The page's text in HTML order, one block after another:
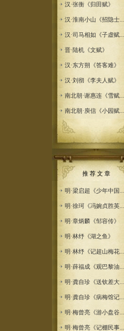
汉·张衡《归田赋》
汉·淮南小山《招隐士...
汉·司马相如《子虚赋...
晋·陆机《文赋》
汉·东方朔《答客难》
汉·刘彻《李夫人赋》
南北朝·谢惠连《雪赋...
南北朝·庾信《小园赋...
推 荐 文 章
明·梁启超《少年中国...
明·徐珂《冯婉贞胜英...
明·章炳麟《邹容传》
明·林纾《湖之鱼》
明·林纾《记超山梅花...
明·薛福成《观巴黎油...
明·龚自珍《送钦差大...
明·龚自珍《病梅馆记...
明·梅曾亮《游小盘谷...
明·梅曾亮《记棚民事...